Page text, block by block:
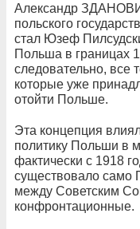
Александр
польского
стал Юзеф
Польша в границах
следовательно, все
которые уже
отойти Польше.
Эта концепция
политику Польши в
фактически с 1918
существовало само
между Советским
конфронтационные.